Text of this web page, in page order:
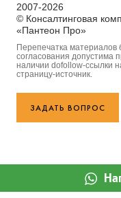
2007-2026
© Консалтинговая
«Пантеон Про»
Перепечатка материалов
согласования допустима
наличии dofollow-ссылки
страницу-источник.
ЗАДАТЬ ВОПРОС